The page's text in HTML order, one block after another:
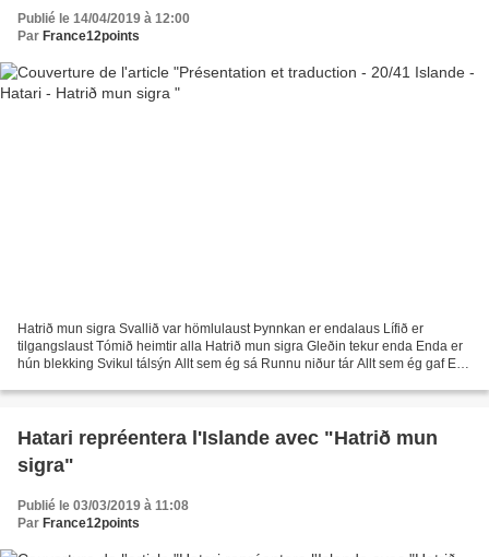
Publié le 14/04/2019 à 12:00
Par France12points
Hatrið mun sigra Svallið var hömlulaust Þynnkan er endalaus Lífið er
tilgangslaust Tómið heimtir alla Hatrið mun sigra Gleðin tekur enda Enda er
hún blekking Svikul tálsýn Allt sem ég sá Runnu niður tár Allt sem ég gaf Eitt
Hatari repréentera l'Islande avec "Hatrið mun
sigra"
Publié le 03/03/2019 à 11:08
Par France12points